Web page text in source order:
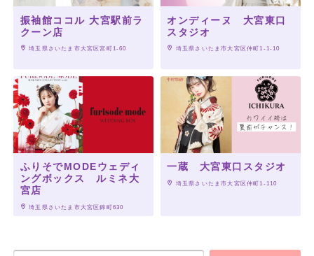
振袖館ココル 大宮駅前ラ
クーン店
埼玉県さいたま市大宮区宮町1-60
オンディーヌ 大宮東口
スタジオ
埼玉県さいたま市大宮区仲町1-1-10
ふりそでMODEウェディ
ングボックス ルミネ大
宮店
埼玉県さいたま市大宮区錦町630
一蔵 大宮東口スタジオ
埼玉県さいたま市大宮区仲町1-110